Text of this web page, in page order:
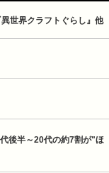
世界クラフトぐらし』他
後半～20代の約7割が"ほ